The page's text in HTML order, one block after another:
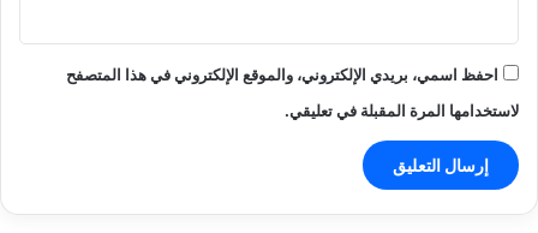
احفظ اسمي، بريدي الإلكتروني، والموقع الإلكتروني في هذا المتصفح
لاستخدامها المرة المقبلة في تعليقي.